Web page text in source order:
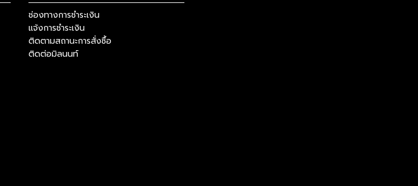
ช่องทางการชำระเงิน
แจ้งการชำระเงิน
ติดตามสถานะการสั่งซื้อ
ติดต่อมิลนนท์